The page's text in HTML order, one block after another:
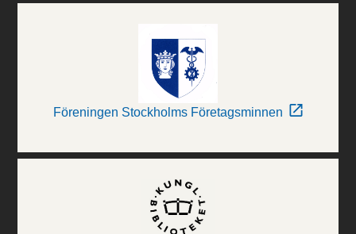
Föreningen Stockholms Företagsminnen